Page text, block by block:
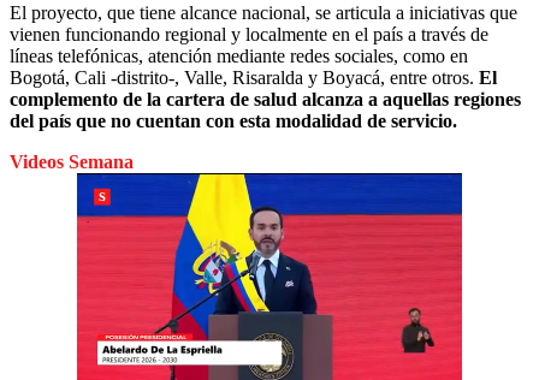
El proyecto, que tiene alcance nacional, se articula a iniciativas que
vienen funcionando regional y localmente en el país a través de
líneas telefónicas, atención mediante redes sociales, como en
Bogotá, Cali -distrito-, Valle, Risaralda y Boyacá, entre otros. El
complemento de la cartera de salud alcanza a aquellas regiones
del país que no cuentan con esta modalidad de servicio.
Videos Semana